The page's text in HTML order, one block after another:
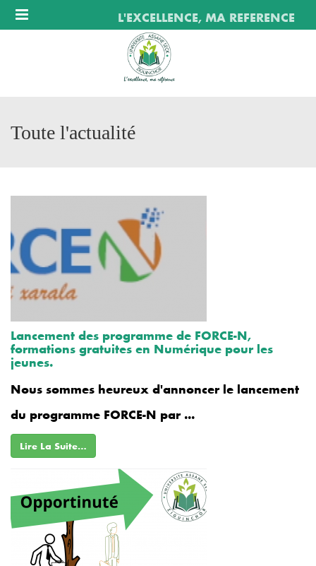
Menu L'EXCELLENCE, MA REFERENCE
Toute l'actualité
Lancement des programme de FORCE-N,
formations gratuites en Numérique pour les
jeunes.
Nous sommes heureux d'annoncer le lancement
du programme FORCE-N par ...
Lire La Suite…